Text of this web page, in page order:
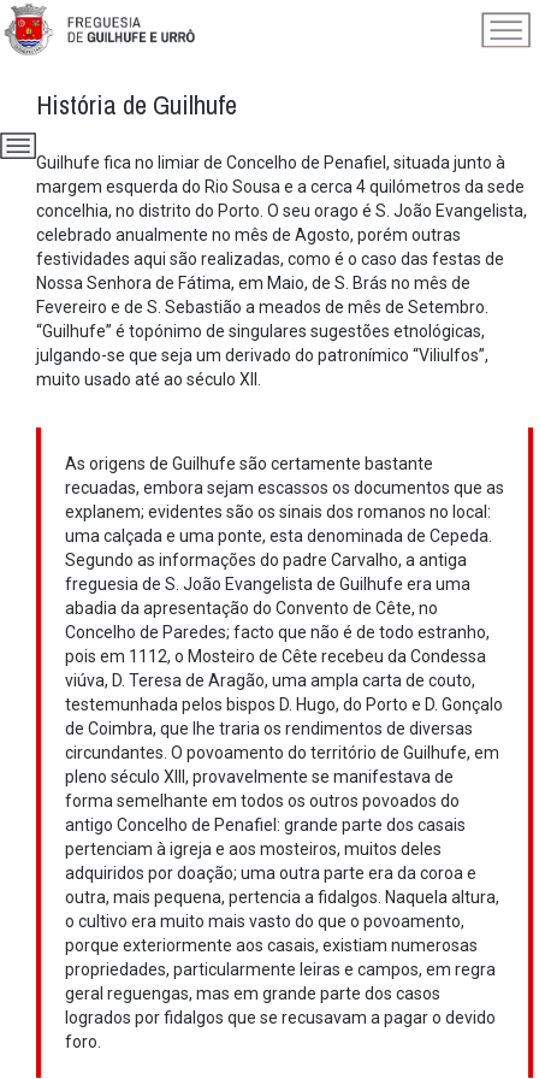
História de Guilhufe
Guilhufe fica no limiar de Concelho de Penafiel, situada junto à
margem esquerda do Rio Sousa e a cerca 4 quilómetros da sede
concelhia, no distrito do Porto. O seu orago é S. João Evangelista,
celebrado anualmente no mês de Agosto, porém outras
festividades aqui são realizadas, como é o caso das festas de
Nossa Senhora de Fátima, em Maio, de S. Brás no mês de
Fevereiro e de S. Sebastião a meados de mês de Setembro.
“Guilhufe” é topónimo de singulares sugestões etnológicas,
julgando-se que seja um derivado do patronímico “Viliulfos”,
muito usado até ao século XII.
As origens de Guilhufe são certamente bastante
recuadas, embora sejam escassos os documentos que as
explanem; evidentes são os sinais dos romanos no local:
uma calçada e uma ponte, esta denominada de Cepeda.
Segundo as informações do padre Carvalho, a antiga
freguesia de S. João Evangelista de Guilhufe era uma
abadia da apresentação do Convento de Cête, no
Concelho de Paredes; facto que não é de todo estranho,
pois em 1112, o Mosteiro de Cête recebeu da Condessa
viúva, D. Teresa de Aragão, uma ampla carta de couto,
testemunhada pelos bispos D. Hugo, do Porto e D. Gonçalo
de Coimbra, que lhe traria os rendimentos de diversas
circundantes. O povoamento do território de Guilhufe, em
pleno século XIII, provavelmente se manifestava de
forma semelhante em todos os outros povoados do
antigo Concelho de Penafiel: grande parte dos casais
pertenciam à igreja e aos mosteiros, muitos deles
adquiridos por doação; uma outra parte era da coroa e
outra, mais pequena, pertencia a fidalgos. Naquela altura,
o cultivo era muito mais vasto do que o povoamento,
porque exteriormente aos casais, existiam numerosas
propriedades, particularmente leiras e campos, em regra
geral reguengas, mas em grande parte dos casos
logrados por fidalgos que se recusavam a pagar o devido
foro.